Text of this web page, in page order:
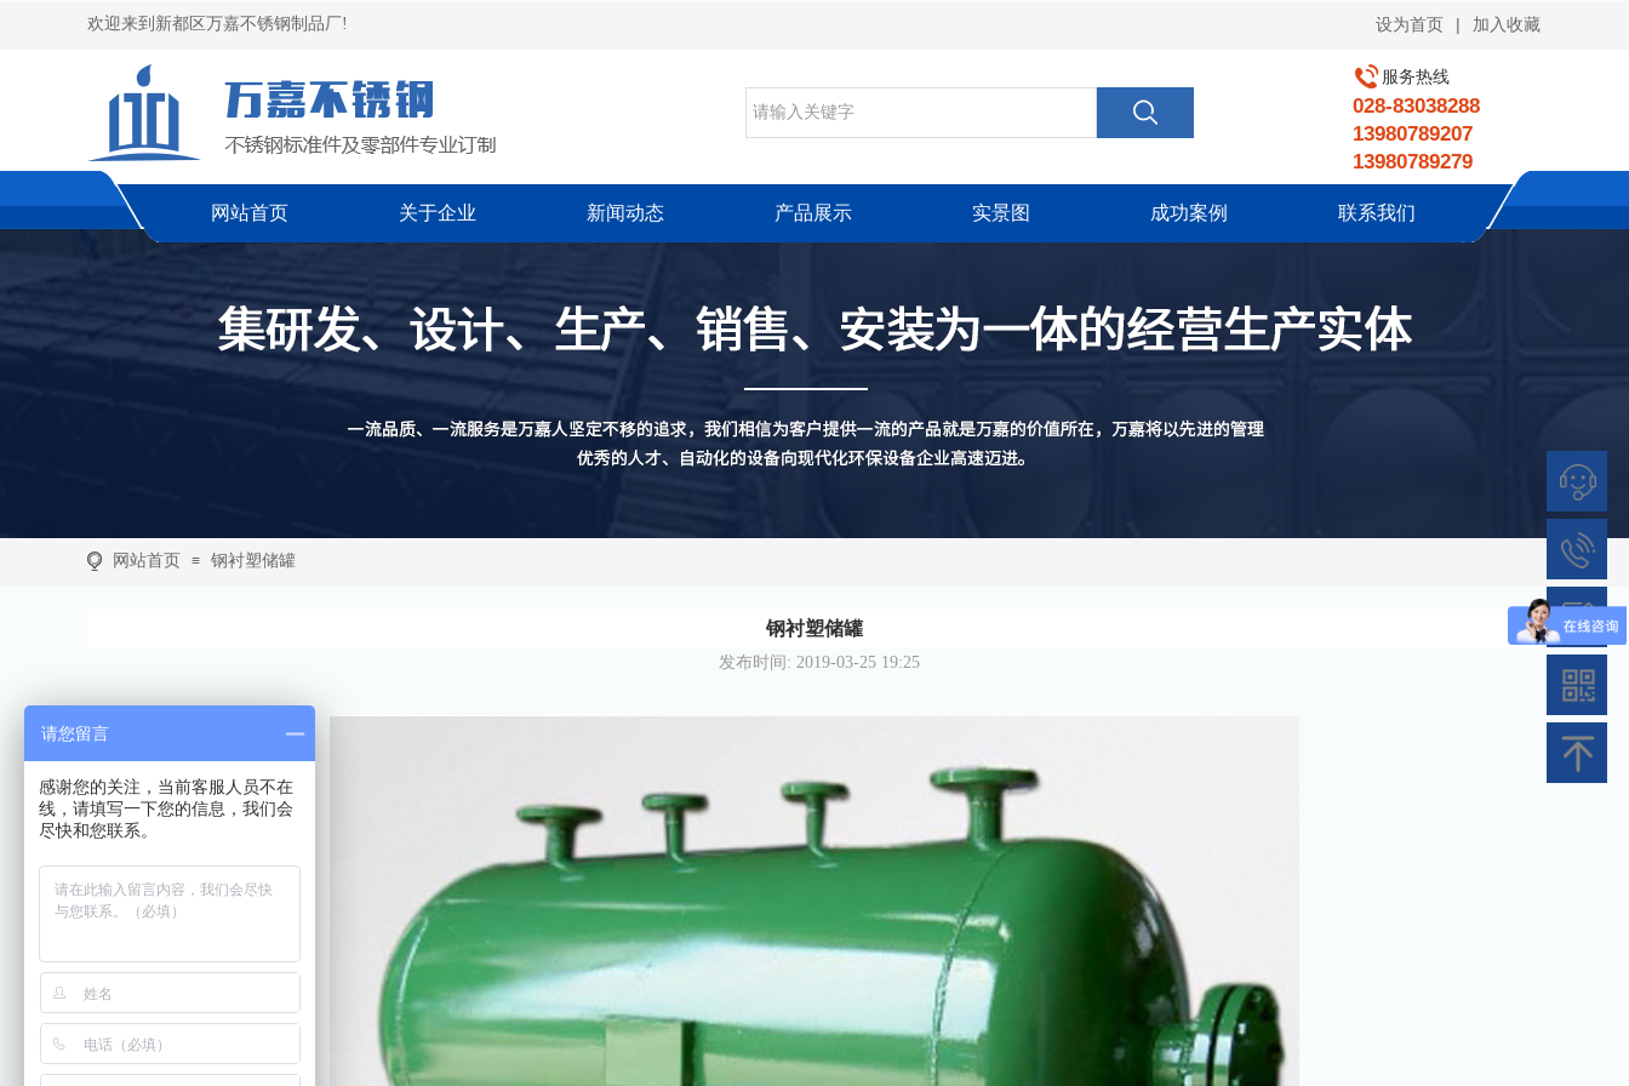
欢迎来到新都区万嘉不锈钢制品厂! 设为首页 | 加入收藏
网站首页 关于企业 新闻动态 产品展示 实景图 成功案例 联系我们
服务热线
028-83038288
13980789207
13980789279
网站首页 ≡ 钢衬塑储罐
钢衬塑储罐
发布时间: 2019-03-25 19:25
请您留言
感谢您的关注，当前客服人员不在
线，请填写一下您的信息，我们会
尽快和您联系。